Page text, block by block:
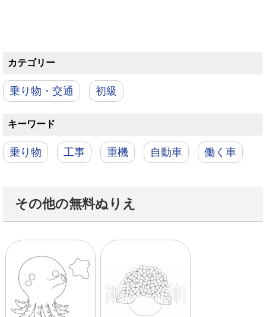
カテゴリー
乗り物・交通 初級
キーワード
乗り物 工事 重機 自動車 働く車
その他の無料ぬりえ